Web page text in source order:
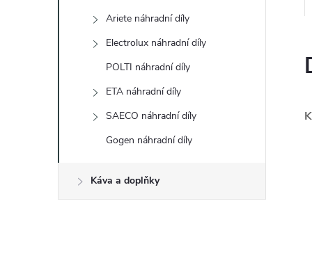
Ariete náhradní díly
Electrolux náhradní díly
POLTI náhradní díly
ETA náhradní díly
SAECO náhradní díly
Gogen náhradní díly
Káva a doplňky